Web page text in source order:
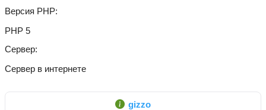
Версия PHP
PHP 5
Сервер
Сервер в интернете
gizzo